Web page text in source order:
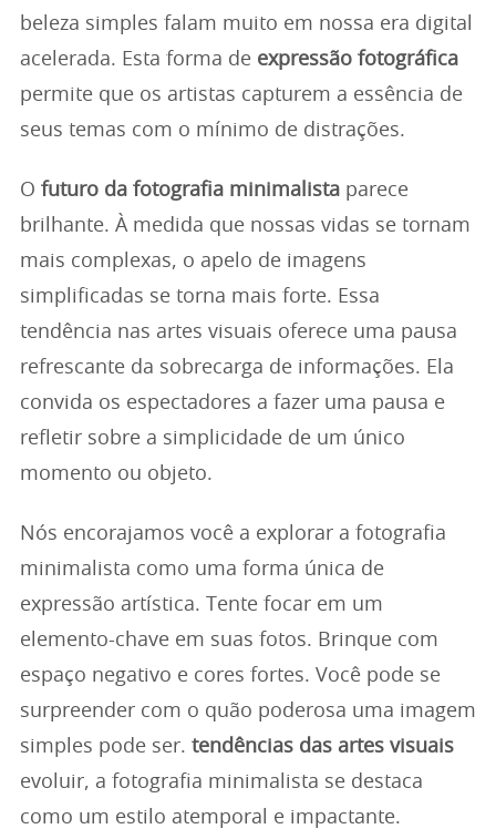
beleza simples falam muito em nossa era digital
acelerada. Esta forma de expressão fotográfica
permite que os artistas capturem a essência de
seus temas com o mínimo de distrações.
O futuro da fotografia minimalista parece
brilhante. À medida que nossas vidas se tornam
mais complexas, o apelo de imagens
simplificadas se torna mais forte. Essa
tendência nas artes visuais oferece uma pausa
refrescante da sobrecarga de informações. Ela
convida os espectadores a fazer uma pausa e
refletir sobre a simplicidade de um único
momento ou objeto.
Nós encorajamos você a explorar a fotografia
minimalista como uma forma única de
expressão artística. Tente focar em um
elemento-chave em suas fotos. Brinque com
espaço negativo e cores fortes. Você pode se
surpreender com o quão poderosa uma imagem
simples pode ser. tendências das artes visuais
evoluir, a fotografia minimalista se destaca
como um estilo atemporal e impactante.